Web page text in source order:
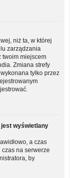
niż ta, w której
zarządzania
twoim miejscem
Zmiana strefy
tylko przez
jest wyświetlany
a czas
na serwerze
by